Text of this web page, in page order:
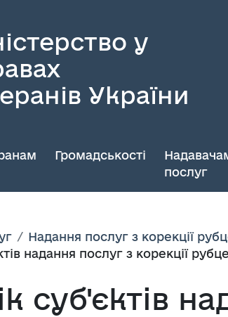
у
України
Громадськості
послуг
Надання послуг з корекції
надання послуг з корекції
суб'єктів